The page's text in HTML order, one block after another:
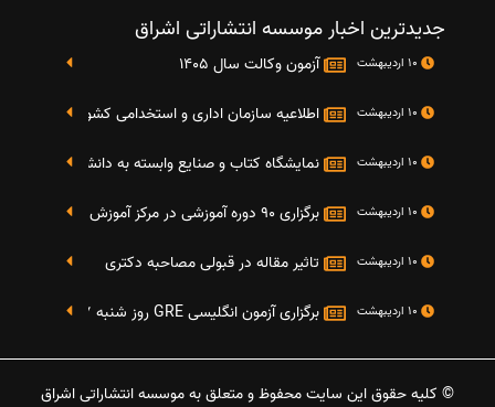
جدیدترین اخبار موسسه انتشاراتی اشراق
آزمون وکالت سال 1405
اطلاعیه سازمان اداری و استخدامی کشور در خصوص
نمایشگاه کتاب و صنایع وابسته به دانشگاه صنعتی شریف 4 الی 8 مهر
برگزاری 90 دوره آموزشی در مرکز آموزش فرهنگی دانشگاه علامه
تاثیر مقاله در قبولی مصاحبه دکتری
برگزاری آزمون انگلیسی GRE روز شنبه 27 شهریور(مقارن با 17 سپتامبر 2016)
© کلیه حقوق این سایت محفوظ و متعلق به موسسه انتشاراتی اشراق